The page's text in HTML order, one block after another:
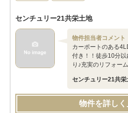
センチュリー21共栄土地
物件担当者コメント
カーポートのある
付き！！徒歩10分
り♪充実のリフォー
センチュリー21共栄
物件を詳しく